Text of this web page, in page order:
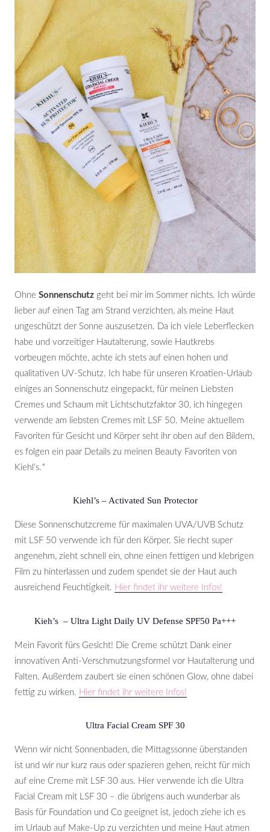
Ohne Sonnenschutz geht bei mir im Sommer nichts. Ich würde
lieber auf einen Tag am Strand verzichten, als meine Haut
ungeschützt der Sonne auszusetzen. Da ich viele Leberflecken
habe und vorzeitiger Hautalterung, sowie Hautkrebs
vorbeugen möchte, achte ich stets auf einen hohen und
qualitativen UV-Schutz. Ich habe für unseren Kroatien-Urlaub
einiges an Sonnenschutz eingepackt, für meinen Liebsten
Cremes und Schaum mit Lichtschutzfaktor 30, ich hingegen
verwende am liebsten Cremes mit LSF 50. Meine aktuellem
Favoriten für Gesicht und Körper seht ihr oben auf den Bildern,
es folgen ein paar Details zu meinen Beauty Favoriten von
Kiehl’s.*
Kiehl’s – Activated Sun Protector
Diese Sonnenschutzcreme für maximalen UVA/UVB Schutz
mit LSF 50 verwende ich für den Körper. Sie riecht super
angenehm, zieht schnell ein, ohne einen fettigen und klebrigen
Film zu hinterlassen und zudem spendet sie der Haut auch
ausreichend Feuchtigkeit. Hier findet ihr weitere Infos!
Kieh’s – Ultra Light Daily UV Defense SPF50 Pa+++
Mein Favorit fürs Gesicht! Die Creme schützt Dank einer
innovativen Anti-Verschmutzungsformel vor Hautalterung und
Falten. Außerdem zaubert sie einen schönen Glow, ohne dabei
fettig zu wirken. Hier findet ihr weitere Infos!
Ultra Facial Cream SPF 30
Wenn wir nicht Sonnenbaden, die Mittagssonne überstanden
ist und wir nur kurz raus oder spazieren gehen, reicht für mich
auf eine Creme mit LSF 30 aus. Hier verwende ich die Ultra
Facial Cream mit LSF 30 – die übrigens auch wunderbar als
Basis für Foundation und Co geeignet ist, jedoch ziehe ich es
im Urlaub auf Make-Up zu verzichten und meine Haut atmen